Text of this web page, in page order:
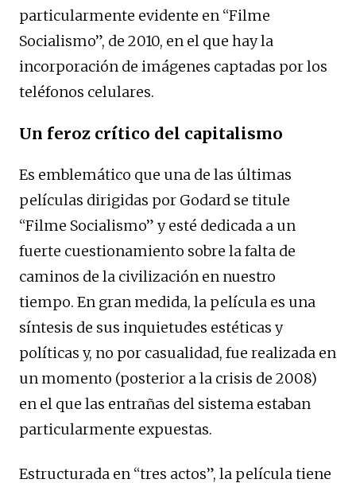
particularmente evidente en “Filme
Socialismo”, de 2010, en el que hay la
incorporación de imágenes captadas por los
teléfonos celulares.
Un feroz crítico del capitalismo
Es emblemático que una de las últimas
películas dirigidas por Godard se titule
“Filme Socialismo” y esté dedicada a un
fuerte cuestionamiento sobre la falta de
caminos de la civilización en nuestro
tiempo. En gran medida, la película es una
síntesis de sus inquietudes estéticas y
políticas y, no por casualidad, fue realizada en
un momento (posterior a la crisis de 2008)
en el que las entrañas del sistema estaban
particularmente expuestas.
Estructurada en “tres actos”, la película tiene